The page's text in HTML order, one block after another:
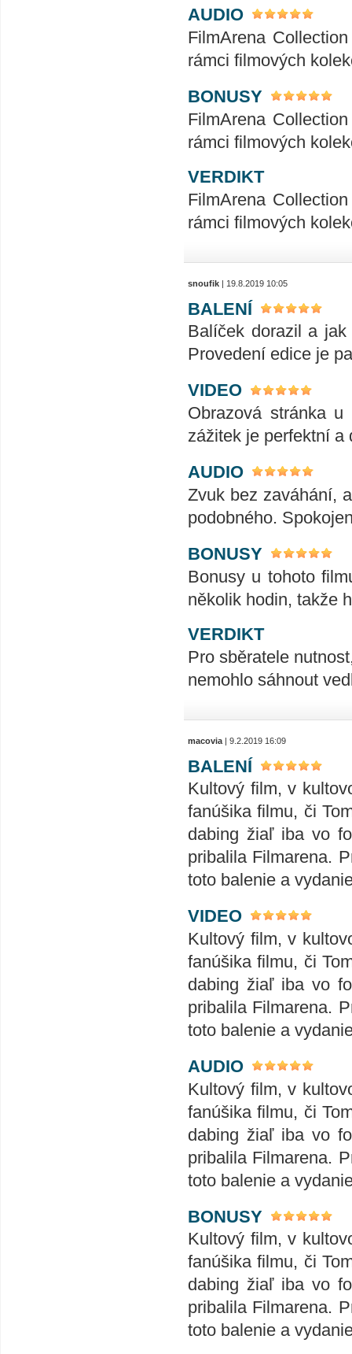
AUDIO
FilmArena
rámci filmových
BONUSY
FilmArena
rámci filmových
VERDIKT
FilmArena
rámci filmových
snoufik | 19.8.2019 10:05
BALENÍ
Balíček dorazil a
Provedení edice je
VIDEO
Obrazová stránka
zážitek je perfektní a
AUDIO
Zvuk bez zaváhání,
podobného.
BONUSY
Bonusy u tohoto
několik hodin, takže
VERDIKT
Pro sběratele
nemohlo sáhnout
macovia | 9.2.2019 16:09
BALENÍ
Kultový film, v
fanúšika filmu, či
dabing žiaľ iba vo
pribalila Filmarena.
toto balenie a
VIDEO
Kultový film, v
fanúšika filmu, či
dabing žiaľ iba vo
pribalila Filmarena.
toto balenie a
AUDIO
Kultový film, v
fanúšika filmu, či
dabing žiaľ iba vo
pribalila Filmarena.
toto balenie a
BONUSY
Kultový film, v
fanúšika filmu, či
dabing žiaľ iba vo
pribalila Filmarena.
toto balenie a